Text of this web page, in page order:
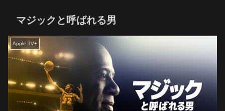
マジックと呼ばれる男
Apple TV+